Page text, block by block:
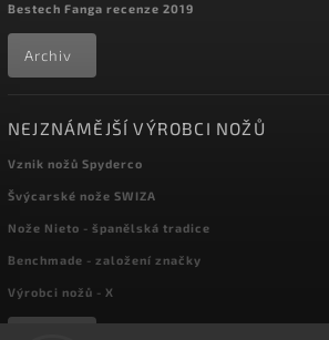
Bestech Fanga recenze 2019
Archiv
NEJZNÁMĚJŠÍ VÝROBCI NOŽŮ
Vznik nožů Spyderco
Švýcarské nože SWIZA
Nože Nieto - španělská tradice
Benchmade - založení značky
Výrobci nožů - X